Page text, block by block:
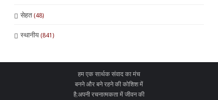
सेहत(48)
स्थानीय(841)
हम एक सार्थक संवाद का मंच
बनने और बने रहने की कोशिश में
है;अपनी रचनात्मकता में जीवन की